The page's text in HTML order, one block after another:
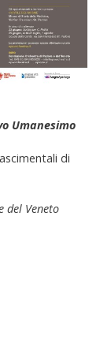
Umanesimo
di
del Veneto